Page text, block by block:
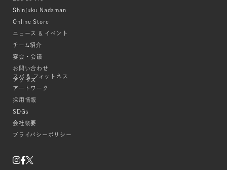
Shinjuku Nadaman
Online Store
ニュース & イベント
チーム紹介
宴会・会議
お問い合わせ
アクセス
スパ & フィットネス
アートワーク
採用情報
SDGs
会社概要
プライバシーポリシー